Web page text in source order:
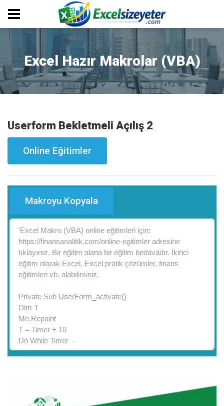
Excel Hazır Makrolar (VBA)
Userform Bekletmeli Açılış 2
Online Eğitimler
Makroyu Kopyala